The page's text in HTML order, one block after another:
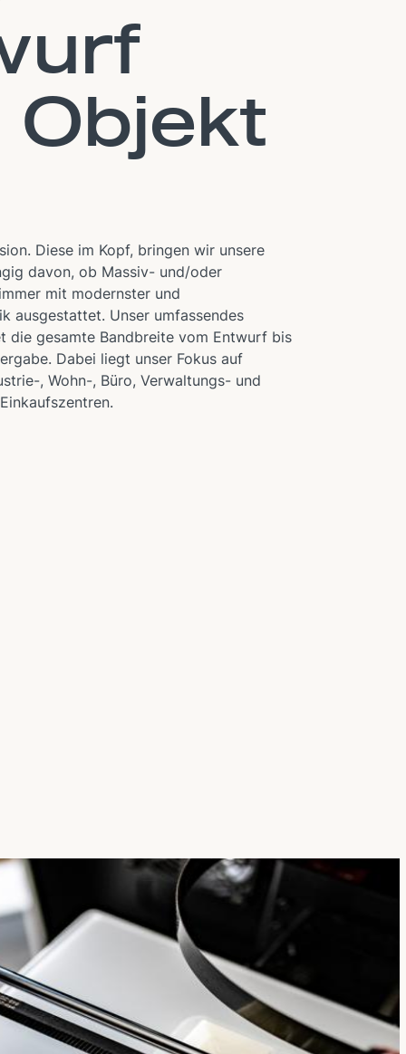
Objekt
Diese im Kopf, bringen wir unsere
davon, ob Massiv- und/oder
mit modernster und
ausgestattet. Unser umfassendes
die gesamte Bandbreite vom Entwurf bis
Dabei liegt unser Fokus auf
, Wohn-, Büro, Verwaltungs- und